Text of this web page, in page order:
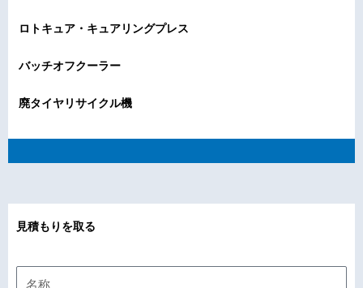
ロトキュア・キュアリングプレス
バッチオフクーラー
廃タイヤリサイクル機
見積もりを取る